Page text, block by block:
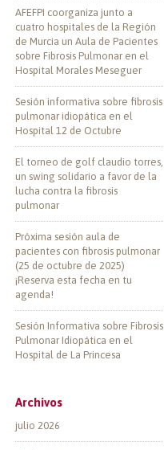
AFEFPI coorganiza junto a
cuatro hospitales de la Región
de Murcia un Aula de Pacientes
sobre Fibrosis Pulmonar en el
Hospital Morales Meseguer
Sesión informativa sobre fibrosis
pulmonar idiopática en el
Hospital 12 de Octubre
El torneo de golf claudio torres,
un swing solidario a favor de la
lucha contra la fibrosis
pulmonar
Próxima sesión aula de
pacientes con fibrosis pulmonar
(25 de octubre de 2025)
¡Reserva esta fecha en tu
agenda!
Sesión Informativa sobre Fibrosis
Pulmonar Idiopática en el
Hospital de La Princesa
Archivos
julio 2026